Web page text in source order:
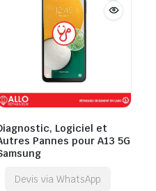
Logiciel et
Pannes pour A13 5G
Devis via WhatsApp